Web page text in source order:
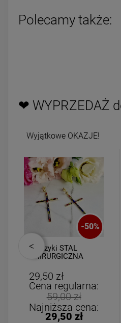
Polecamy także:
❤ WYPRZEDAŻ
Wyjątkowe OKAZJE!
-50%
Kolczyki STAL
CHIRURGICZNA
kolorowe cyrkonie
29,50 zł
Cena regularna:
59,00 zł
Najniższa cena:
29,50 zł